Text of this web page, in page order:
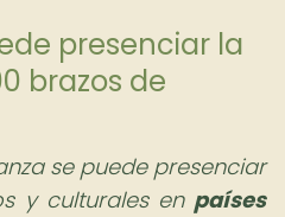
presenciar la
brazos de
se puede presenciar
y culturales en países